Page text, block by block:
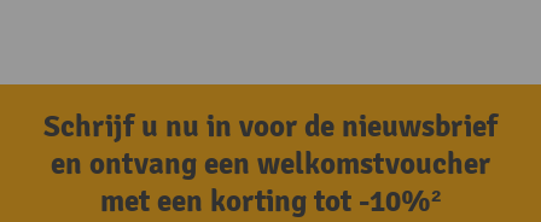
Schrijf u nu in voor de nieuwsbrief
en ontvang een welkomstvoucher
met een korting tot -10%²